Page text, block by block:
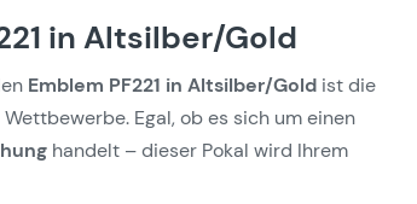
in Altsilber/Gold
Emblem PF221 in Altsilber/Gold ist die
Egal, ob es sich um einen
handelt – dieser Pokal wird Ihrem